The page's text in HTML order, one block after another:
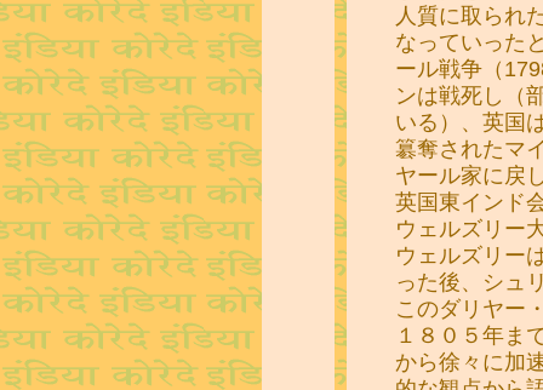
人質に取られ
なっていった
ール戦争（
ンは戦死し（
いる）、英国
簒奪されたマ
ヤール家に戻
英国東インド
ウェルズリー
ウェルズリー
った後、シュ
このダリヤー
１８０５年ま
から徐々に加